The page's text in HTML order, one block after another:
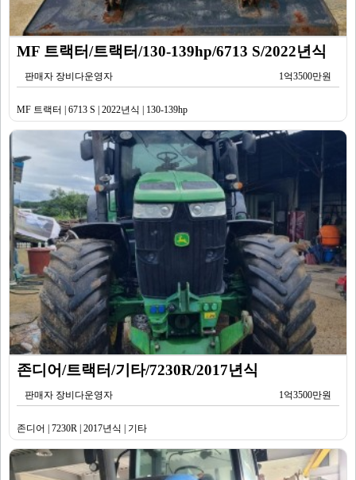
MF 트랙터/트랙터/130-139hp/6713 S/2022년식
판매자 장비다운영자 1억3500만원
MF 트랙터 | 6713 S | 2022년식 | 130-139hp
존디어/트랙터/기타/7230R/2017년식
판매자 장비다운영자 1억3500만원
존디어 | 7230R | 2017년식 | 기타